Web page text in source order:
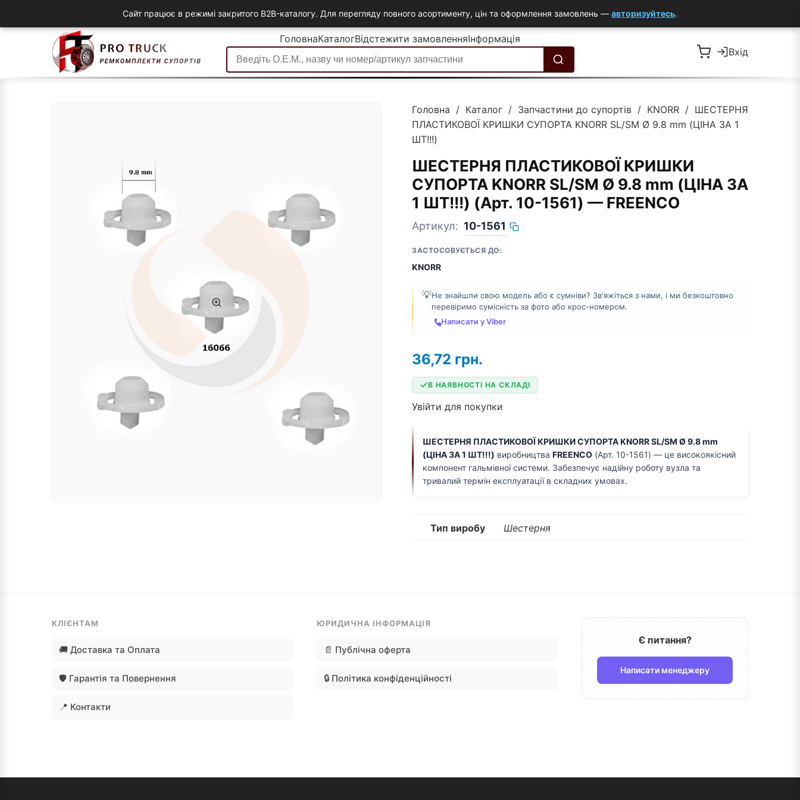
ГоловнаКаталогВідстежити замовленняІнформація
Вхід
Головна / Каталог / Запчастини до супортів / KNORR / ШЕСТЕРНЯ
ПЛАСТИКОВОЇ КРИШКИ СУПОРТА KNORR SL/SM Ø 9.8 mm (ЦІНА ЗА 1
ШТ!!!)
ШЕСТЕРНЯ ПЛАСТИКОВОЇ КРИШКИ
СУПОРТА KNORR SL/SM Ø 9.8 mm (ЦІНА ЗА
1 ШТ!!!) (Арт. 10-1561) — FREENCO
Артикул: 10-1561
ЗАСТОСОВУЄТЬСЯ ДО:
KNORR
💡Не знайшли свою модель або є сумніви? Зв'яжіться з нами, і ми безкоштовно
перевіримо сумісність за фото або крос-номером.
Написати у Viber
36,72 грн.
В НАЯВНОСТІ НА СКЛАДІ
Увійти для покупки
ШЕСТЕРНЯ ПЛАСТИКОВОЇ КРИШКИ СУПОРТА KNORR SL/SM Ø 9.8 mm
(ЦІНА ЗА 1 ШТ!!!) виробництва FREENCO (Арт. 10-1561) — це високоякісний
компонент гальмівної системи. Забезпечує надійну роботу вузла та
тривалий термін експлуатації в складних умовах.
Тип виробу Шестерня
КЛІЄНТАМ
🚚 Доставка та Оплата
🛡️ Гарантія та Повернення
📍 Контакти
ЮРИДИЧНА ІНФОРМАЦІЯ
📄 Публічна оферта
🔒 Політика конфіденційності
Є питання?
Написати менеджеру
Сайт працює в режимі закритого B2B-каталогу. Для перегляду повного асортименту, цін та оформлення замовлень — авторизуйтесь.